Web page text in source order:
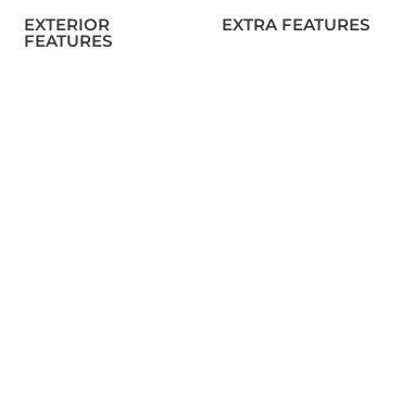
EXTERIOR
FEATURES
EXTRA FEATURES